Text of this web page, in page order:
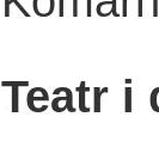
Teatr i